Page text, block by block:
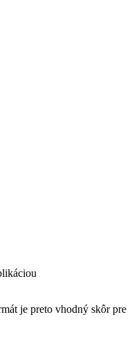
je preto vhodný skôr pre